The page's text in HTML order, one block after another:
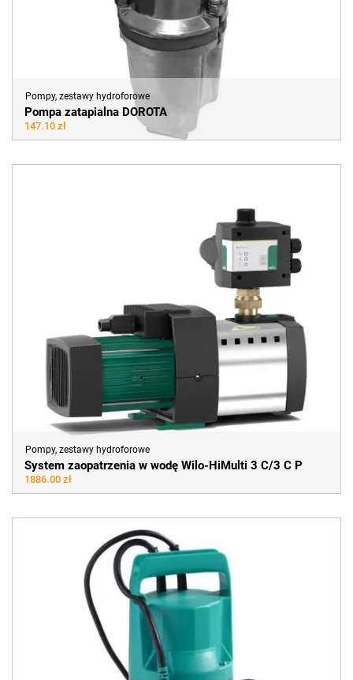
Pompy, zestawy hydroforowe
Pompa zatapialna DOROTA
147.10 zł
Pompy, zestawy hydroforowe
System zaopatrzenia w wodę Wilo-HiMulti 3 C/3 C P
1886.00 zł